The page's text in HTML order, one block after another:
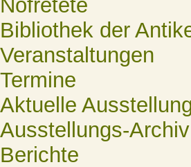
Nofretete
Bibliothek der
Veranstaltungen
Termine
Aktuelle
Ausstellungs-Archiv
Berichte